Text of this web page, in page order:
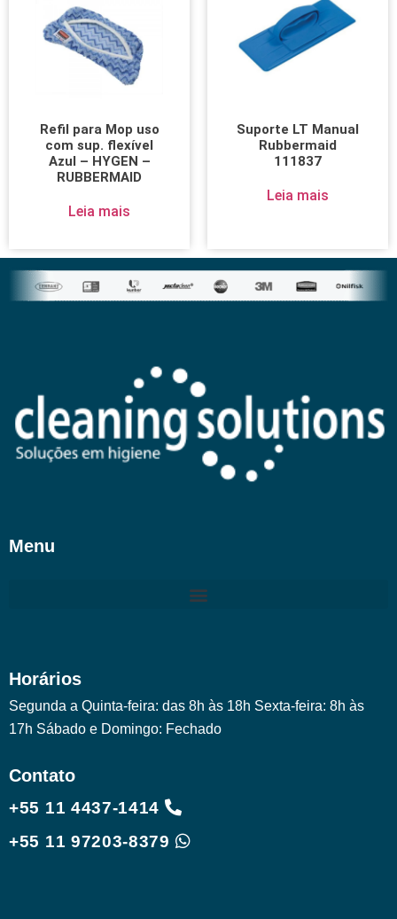
Refil para Mop uso
com sup. flexível
Azul – HYGEN –
RUBBERMAID
Leia mais
Suporte LT Manual
Rubbermaid
111837
Leia mais
Menu
Horários
Segunda a Quinta-feira: das 8h às 18h Sexta-feira: 8h às
17h Sábado e Domingo: Fechado
Contato
+55 11 4437-1414
+55 11 97203-8379